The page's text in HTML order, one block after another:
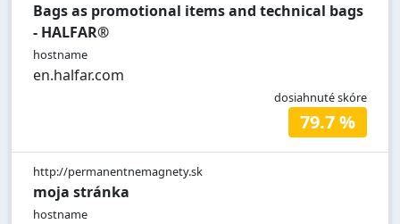
Bags as promotional items and technical bags
- HALFAR®
hostname
en.halfar.com
dosiahnuté skóre
79.7 %
http://permanentnemagnety.sk
moja stránka
hostname